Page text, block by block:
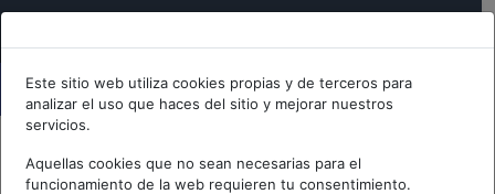
Este sitio web utiliza cookies propias y de terceros para
analizar el uso que haces del sitio y mejorar nuestros
servicios.
Aquellas cookies que no sean necesarias para el
funcionamiento de la web requieren tu consentimiento.